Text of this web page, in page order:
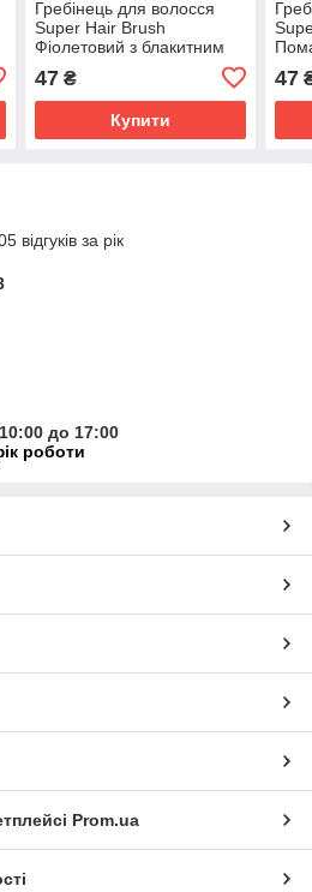
Гребінець для волосся
Super Hair Brush
Фіолетовий з блакитним
47₴
Купити
47
відгуків за рік
до 17:00
роботи
Prom.ua